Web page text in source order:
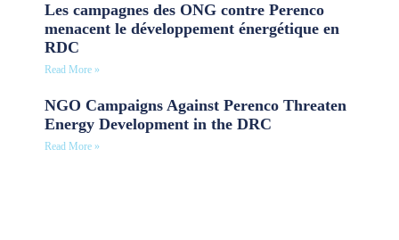
Les campagnes des ONG contre Perenco
menacent le développement énergétique en
RDC
Read More »
NGO Campaigns Against Perenco Threaten
Energy Development in the DRC
Read More »